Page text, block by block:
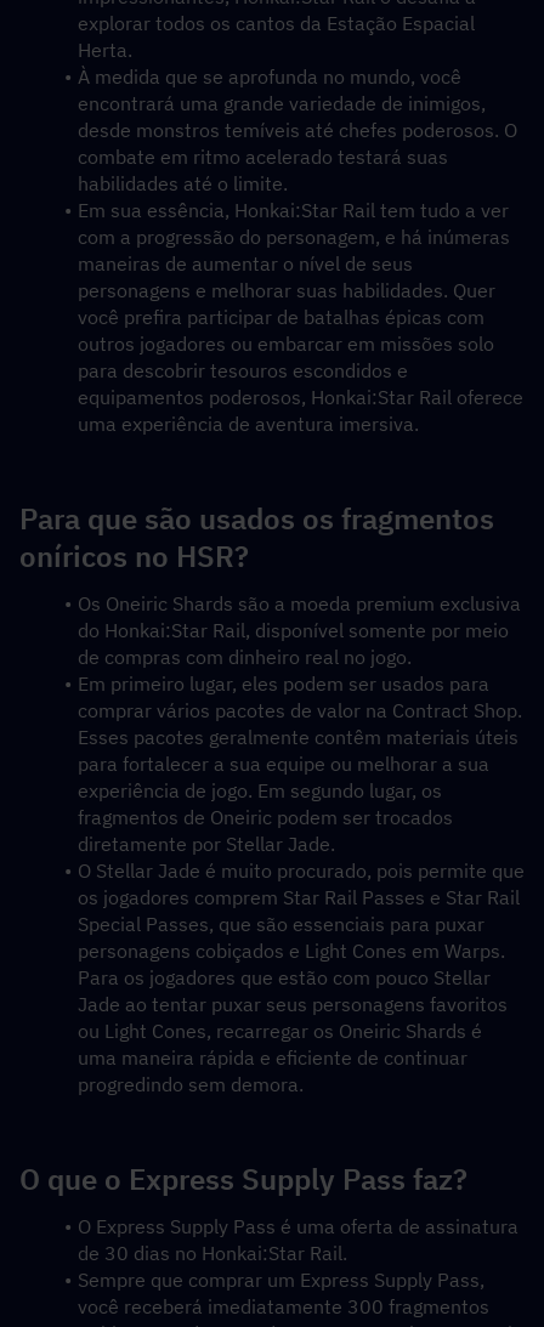
explorar todos os cantos da Estação Espacial
Herta.
À medida que se aprofunda no mundo, você
encontrará uma grande variedade de inimigos,
desde monstros temíveis até chefes poderosos. O
combate em ritmo acelerado testará suas
habilidades até o limite.
Em sua essência, Honkai:Star Rail tem tudo a ver
com a progressão do personagem, e há inúmeras
maneiras de aumentar o nível de seus
personagens e melhorar suas habilidades. Quer
você prefira participar de batalhas épicas com
outros jogadores ou embarcar em missões solo
para descobrir tesouros escondidos e
equipamentos poderosos, Honkai:Star Rail oferece
uma experiência de aventura imersiva.
Para que são usados os fragmentos
oníricos no HSR?
Os Oneiric Shards são a moeda premium exclusiva
do Honkai:Star Rail, disponível somente por meio
de compras com dinheiro real no jogo.
Em primeiro lugar, eles podem ser usados para
comprar vários pacotes de valor na Contract Shop.
Esses pacotes geralmente contêm materiais úteis
para fortalecer a sua equipe ou melhorar a sua
experiência de jogo. Em segundo lugar, os
fragmentos de Oneiric podem ser trocados
diretamente por Stellar Jade.
O Stellar Jade é muito procurado, pois permite que
os jogadores comprem Star Rail Passes e Star Rail
Special Passes, que são essenciais para puxar
personagens cobiçados e Light Cones em Warps.
Para os jogadores que estão com pouco Stellar
Jade ao tentar puxar seus personagens favoritos
ou Light Cones, recarregar os Oneiric Shards é
uma maneira rápida e eficiente de continuar
progredindo sem demora.
O que o Express Supply Pass faz?
O Express Supply Pass é uma oferta de assinatura
de 30 dias no Honkai:Star Rail.
Sempre que comprar um Express Supply Pass,
você receberá imediatamente 300 fragmentos